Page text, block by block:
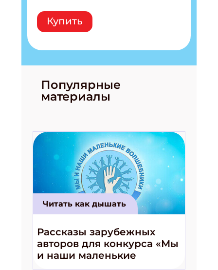
Купить
Популярные
материалы
Читать как дышать
Рассказы зарубежных
авторов для конкурса «Мы
и наши маленькие
волшебники!»